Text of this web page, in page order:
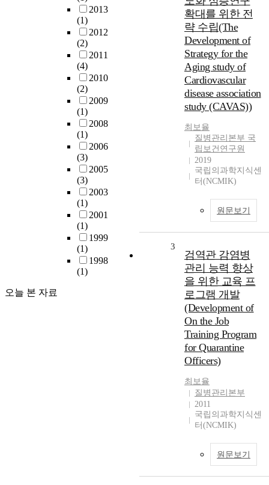
2013
(1)
2012
(2)
2011
(4)
2010
(2)
2009
(1)
2008
(1)
2006
(3)
2005
(3)
2003
(1)
2001
(1)
1999
(1)
1998
(1)
오늘 본 자료
확대를 위한 전
략 수립(The
Development of
Strategy for the
Aging study of
Cardiovascular
disease association
study (CAVAS))
최보율
질병관리본부 국
립보건연구원
2019
국립의과학지식센
터(NCMIK)
원문보기
3
검역관 감염병
관리 능력 향상
을 위한 교육 프
로그램 개발
(Development of
On the Job
Training Program
for Quarantine
Officers)
최보율
질병관리본부
2011
국립의과학지식센
터(NCMIK)
원문보기